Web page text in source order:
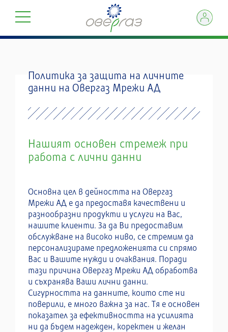
Политика за защита на личните
данни на Овергаз Мрежи АД
Нашият основен стремеж при
работа с лични данни
Основна цел в дейността на Овергаз
Мрежи АД е да предоставя качествени и
разнообразни продукти и услуги на Вас,
нашите клиенти. За да Ви предоставим
обслужване на високо ниво, се стремим да
персонализираме предложенията си спрямо
Вас и Вашите нужди и очаквания. Поради
тази причина Овергаз Мрежи АД обработва
и съхранява Ваши лични данни.
Сигурността на данните, които сте ни
поверили, е много важна за нас. Тя е основен
показател за ефективността на усилията
ни да бъдем надежден, коректен и желан